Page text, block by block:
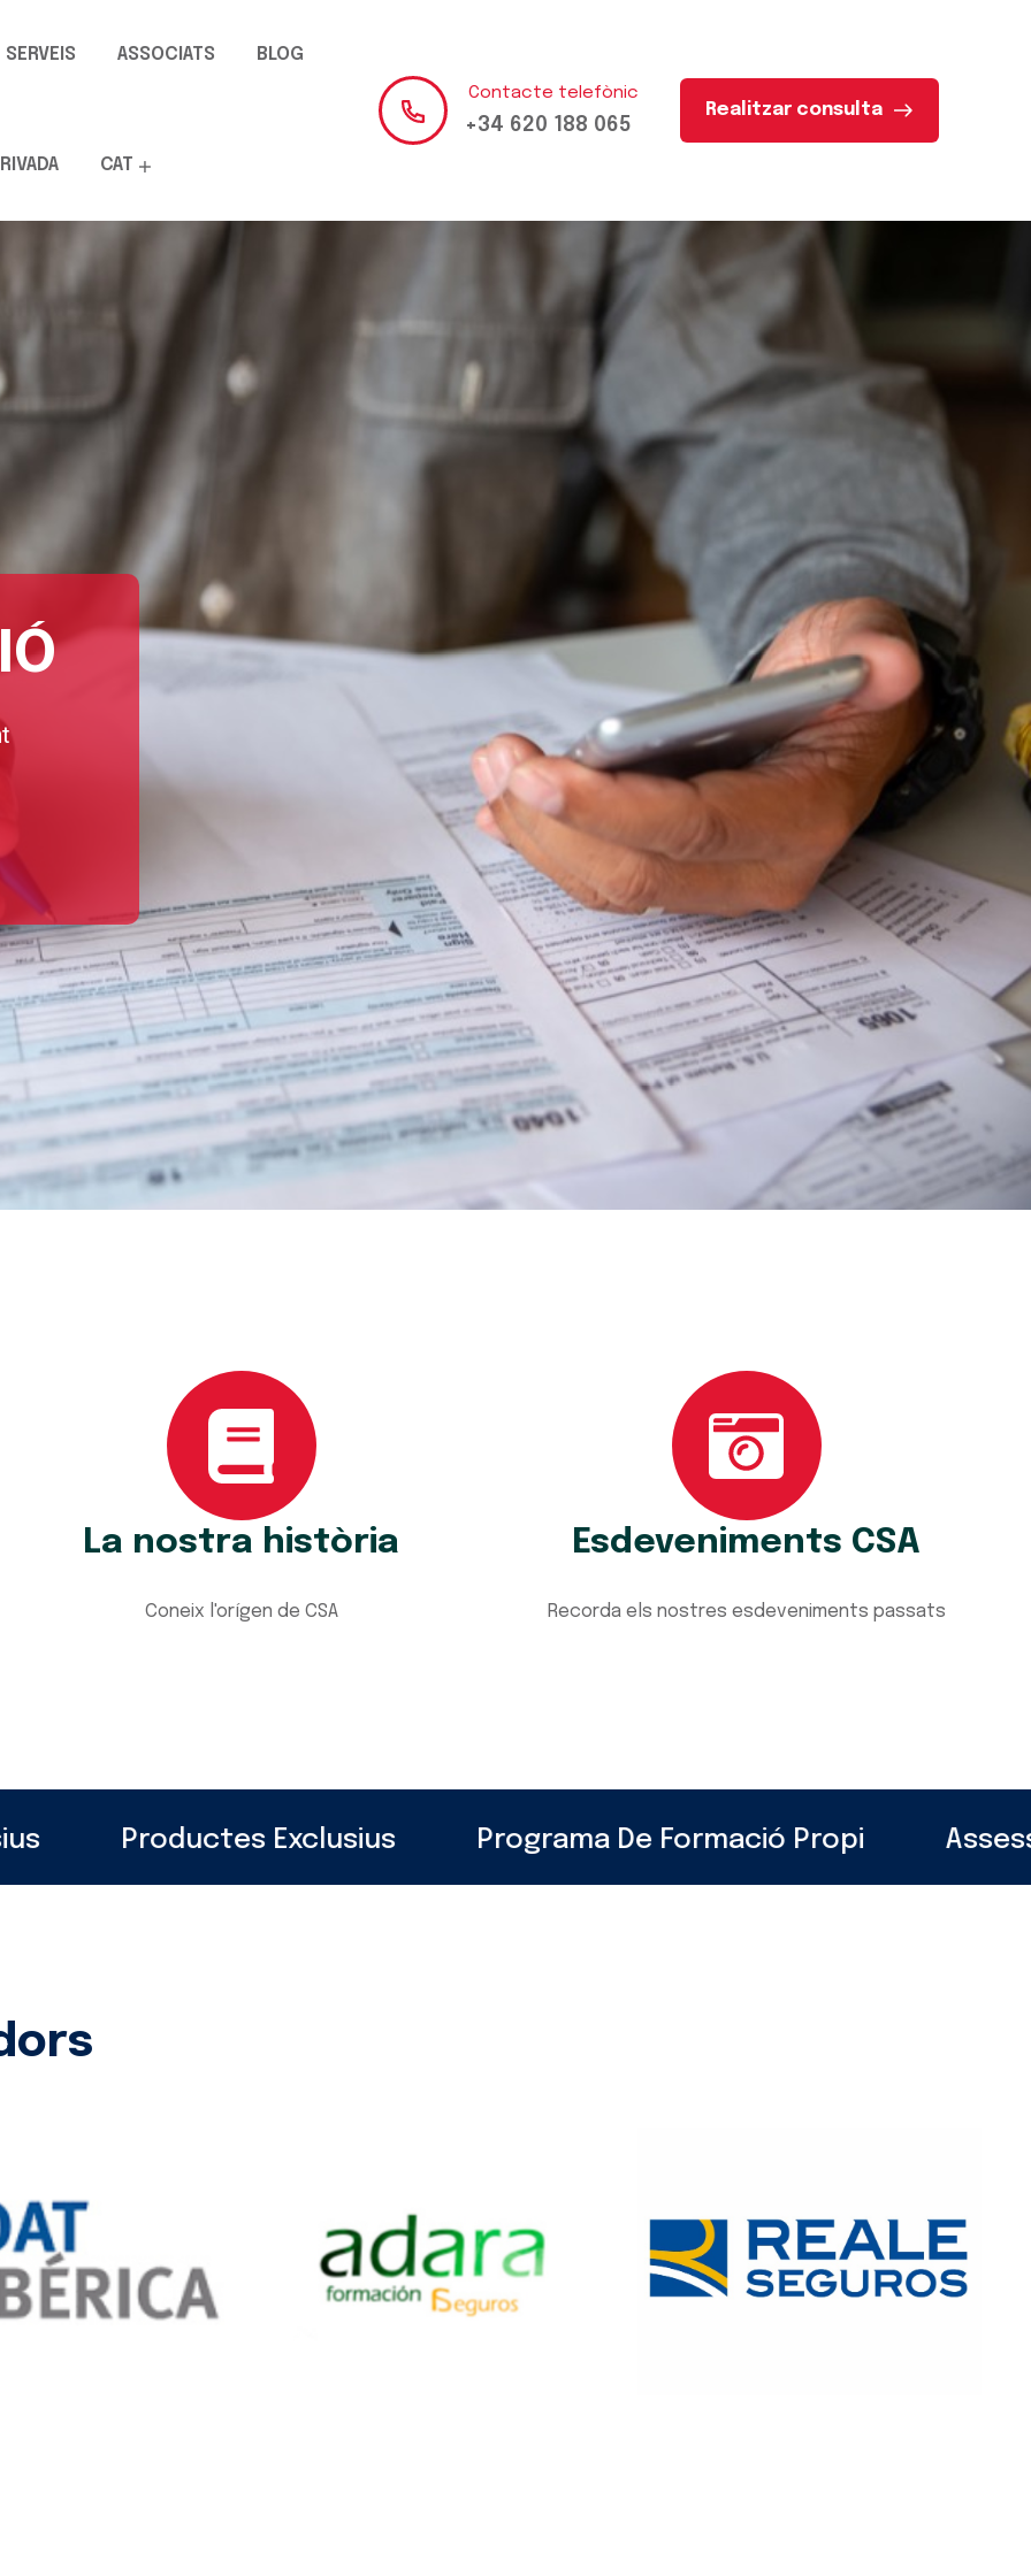
SERVEIS ASSOCIATS BLOG
CAT
Contacte telefònic
+34 620 188 065
Realitzar consulta
La nostra història
Coneix l'orígen de CSA
Esdeveniments CSA
Recorda els nostres esdeveniments passats
Productes Exclusius Programa De Formació Propi